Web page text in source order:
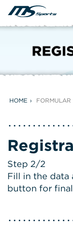
HOME FORMULAR
Step 2/2
Fill in the data
button for